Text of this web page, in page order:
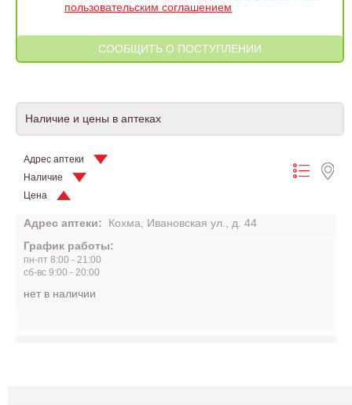
пользовательским соглашением
Наличие и цены в аптеках
Адрес аптеки
Наличие
Цена
Адрес аптеки:
Кохма, Ивановская ул., д. 44
График работы:
пн-пт 8:00 - 21:00
сб-вс 9:00 - 20:00
нет в наличии